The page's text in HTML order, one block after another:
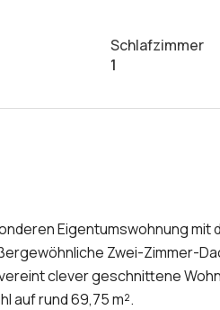
Schlafzimmer
1
Eigentumswohnung mit
Zwei-Zimmer-
clever geschnittene
auf rund 69,75 m².